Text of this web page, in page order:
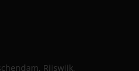
Rijswijk,